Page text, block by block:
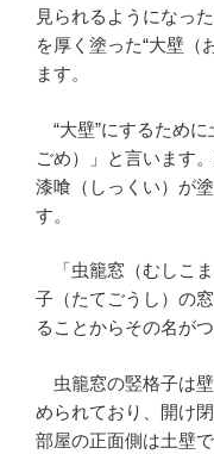
見られるようになっ
を厚く塗った“大壁（
ます。
“大壁”にするために
ごめ）」と言います
漆喰（しっくい）が
す。
「虫籠窓（むしこ
子（たてごうし）の
ることからその名が
虫籠窓の竪格子は
められており、開け
部屋の正面側は土壁